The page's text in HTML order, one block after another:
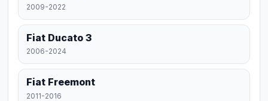
2009-2022
Fiat Ducato 3
2006-2024
Fiat Freemont
2011-2016